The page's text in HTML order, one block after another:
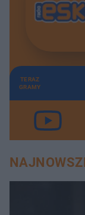
TERAZ
GRAMY